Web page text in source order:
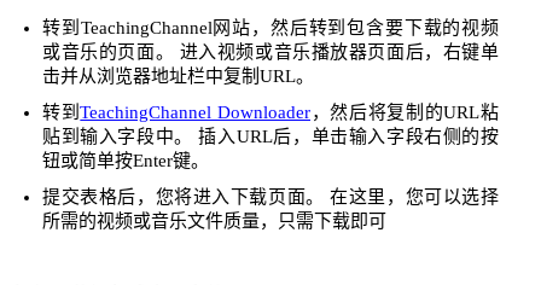
转到TeachingChannel网站，然后转到包含要下载的视频
或音乐的页面。 进入视频或音乐播放器页面后，右键单
击并从浏览器地址栏中复制URL。
转到TeachingChannel Downloader，然后将复制的URL粘
贴到输入字段中。 插入URL后，单击输入字段右侧的按
钮或简单按Enter键。
提交表格后，您将进入下载页面。 在这里，您可以选择
所需的视频或音乐文件质量，只需下载即可